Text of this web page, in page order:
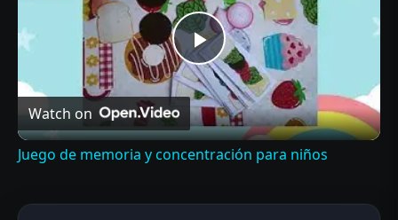
Play
Video
Watch on
Juego de memoria y concentración para niños